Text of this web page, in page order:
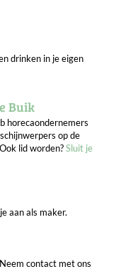
drinken in je eigen
Buik
horecaondernemers
op de
lid worden?Sluit je
aan als maker.
contact met ons